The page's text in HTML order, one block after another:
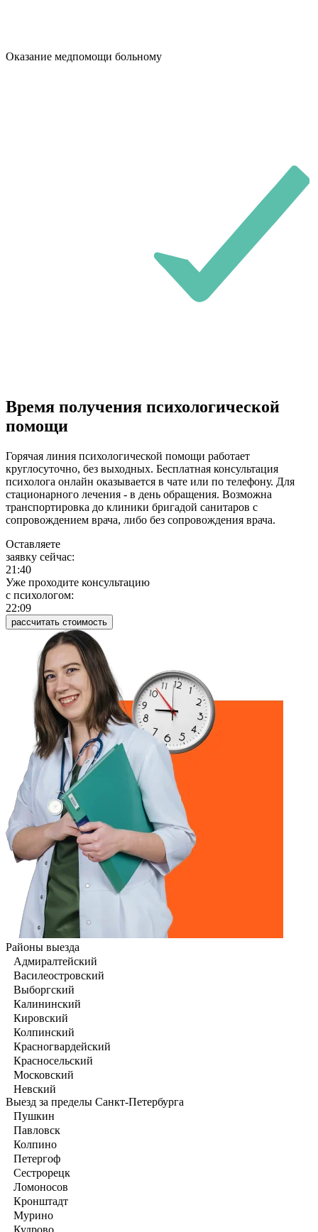
Оказание медпомощи больному
Время получения психологической
помощи
Горячая линия психологической помощи работает
круглосуточно, без выходных. Бесплатная консультация
психолога онлайн оказывается в чате или по телефону. Для
стационарного лечения - в день обращения. Возможна
транспортировка до клиники бригадой санитаров с
сопровождением врача, либо без сопровождения врача.
Оставляете
заявку сейчас:
21:40
Уже проходите консультацию
c психологом:
22:09
рассчитать стоимость
Районы выезда
Адмиралтейский
Василеостровский
Выборгский
Калининский
Кировский
Колпинский
Красногвардейский
Красносельский
Московский
Невский
Выезд за пределы Санкт-Петербурга
Пушкин
Павловск
Колпино
Петергоф
Сестрорецк
Ломоносов
Кронштадт
Мурино